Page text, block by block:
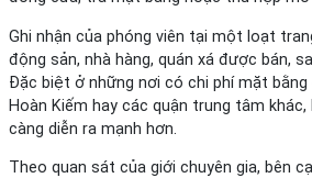
Ghi nhận của phóng viên tại một loạt
động sản, nhà hàng, quán xá được bán,
Đặc biệt ở những nơi có chi phí mặt
Hoàn Kiếm hay các quận trung tâm
càng diễn ra mạnh hơn.
Theo quan sát của giới chuyên gia, bên